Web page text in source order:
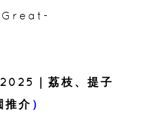
｜荔枝、提子
推介 ）